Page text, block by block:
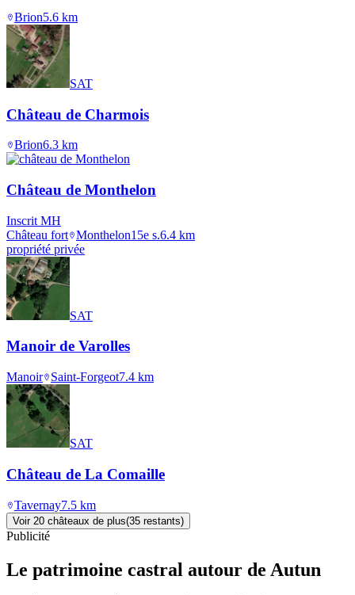
Brion5.6 km
SAT
Château de Charmois
Brion6.3 km
Château de Monthelon
Inscrit MH
Château fort Monthelon15e s.6.4 km
propriété privée
SAT
Manoir de Varolles
Manoir Saint-Forgeot7.4 km
SAT
Château de La Comaille
Tavernay7.5 km
Voir 20 châteaux de plus(35 restants)
Publicité
Le patrimoine castral autour de Autun